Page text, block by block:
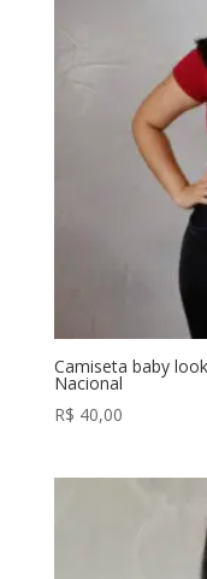
Camiseta baby
Nacional
R$ 40,00